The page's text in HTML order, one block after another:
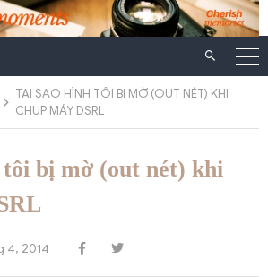
TẠI SAO HÌNH TÔI BỊ MỜ (OUT NÉT) KHI
CHỤP MÁY DSRL
bị mờ (out nét) khi
4, 2014